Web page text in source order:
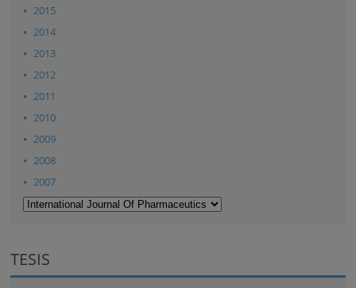
2015
2014
2013
2012
2011
2010
2009
2008
2007
TESIS